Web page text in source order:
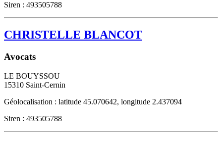
Siren : 493505788
CHRISTELLE BLANCOT
Avocats
LE BOUYSSOU
15310 Saint-Cernin
Géolocalisation : latitude 45.070642, longitude 2.437094
Siren : 493505788